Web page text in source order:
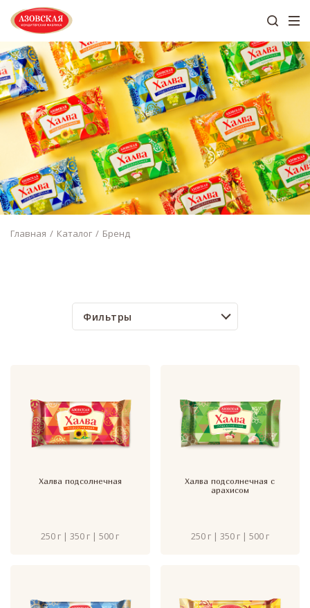
Главная Каталог Бренд
Фильтры
Халва подсолнечная
250 г | 350 г | 500 г
Халва подсолнечная с
арахисом
250 г | 350 г | 500 г